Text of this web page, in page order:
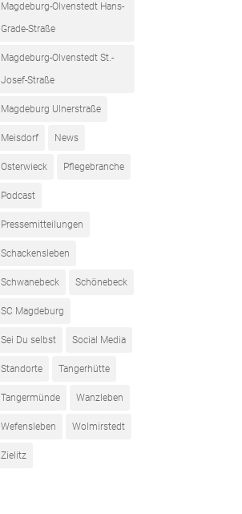
Magdeburg-Olvenstedt Hans-
Grade-Straße
Magdeburg-Olvenstedt St.-
Josef-Straße
Magdeburg Ulnerstraße
Meisdorf News
Osterwieck Pflegebranche
Podcast
Pressemitteilungen
Schackensleben
Schwanebeck Schönebeck
SC Magdeburg
Sei Du selbst Social Media
Standorte Tangerhütte
Tangermünde Wanzleben
Wefensleben Wolmirstedt
Zielitz